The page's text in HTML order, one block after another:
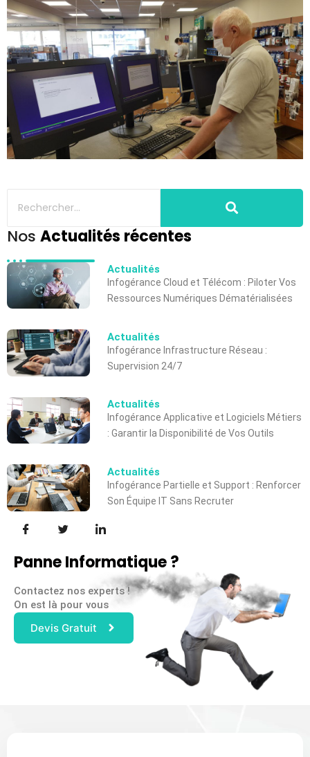
Nos Actualités récentes
Actualités
Infogérance Cloud et Télécom : Piloter Vos
Ressources Numériques Dématérialisées
Actualités
Infogérance Infrastructure Réseau :
Supervision 24/7
Actualités
Infogérance Applicative et Logiciels Métiers
: Garantir la Disponibilité de Vos Outils
Actualités
Infogérance Partielle et Support : Renforcer
Son Équipe IT Sans Recruter
Panne Informatique ?
Contactez nos experts !
On est là pour vous
Devis Gratuit